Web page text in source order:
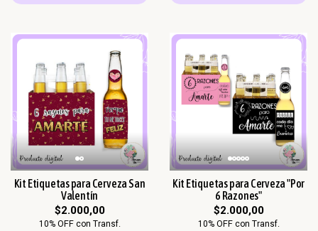
Kit Etiquetas para Cerveza San
Valentín
$2.000,00
10% OFF con Transf.
Kit Etiquetas para Cerveza "Por
6 Razones"
$2.000,00
10% OFF con Transf.